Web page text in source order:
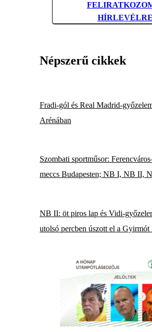
HÍRLEVÉLRE
Népszerű cikkek
Fradi-gól és Real Madrid-
Arénában
Szombati sportműsor:
meccs Budapesten; NB I, NB II,
NB II: öt piros lap és Vidi-
utolsó percben úszott el a Gyirmót